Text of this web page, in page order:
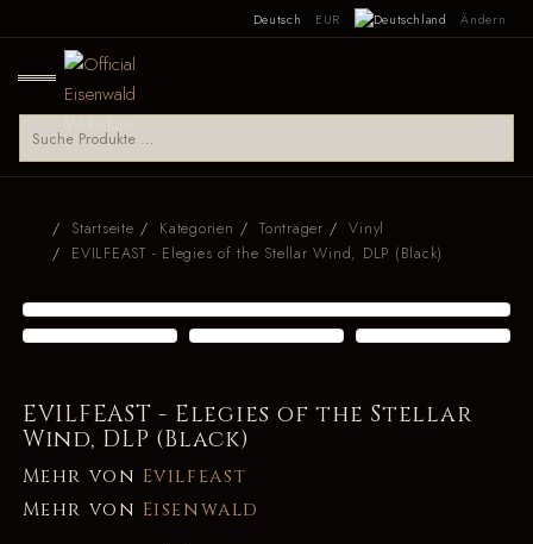
Deutsch EUR Ändern
Startseite Kategorien Tonträger
Vinyl
EVILFEAST - Elegies of the Stellar Wind, DLP (Black)
EVILFEAST - Elegies of the Stellar
Wind, DLP (Black)
Mehr von Evilfeast
Mehr von Eisenwald